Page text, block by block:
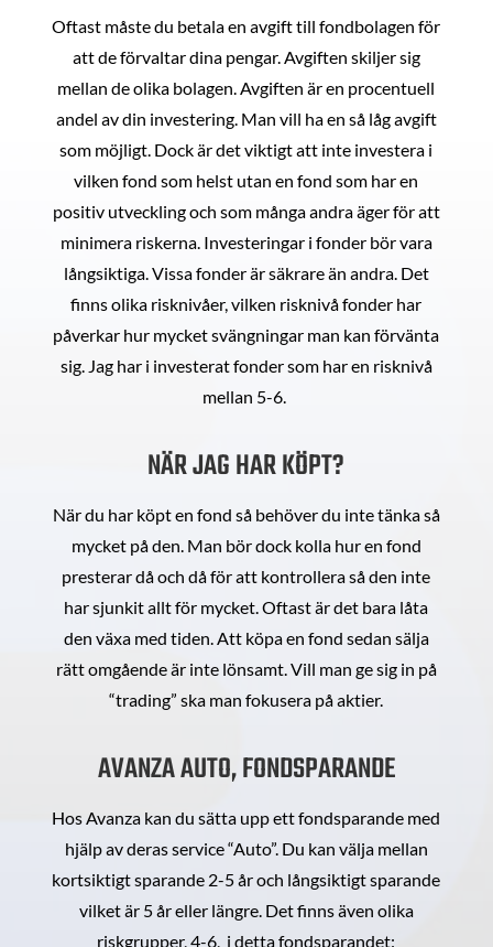
Oftast måste du betala en avgift till fondbolagen för
att de förvaltar dina pengar. Avgiften skiljer sig
mellan de olika bolagen. Avgiften är en procentuell
andel av din investering. Man vill ha en så låg avgift
som möjligt. Dock är det viktigt att inte investera i
vilken fond som helst utan en fond som har en
positiv utveckling och som många andra äger för att
minimera riskerna. Investeringar i fonder bör vara
långsiktiga. Vissa fonder är säkrare än andra. Det
finns olika risknivåer, vilken risknivå fonder har
påverkar hur mycket svängningar man kan förvänta
sig. Jag har i investerat fonder som har en risknivå
mellan 5-6.
NÄR JAG HAR KÖPT?
När du har köpt en fond så behöver du inte tänka så
mycket på den. Man bör dock kolla hur en fond
presterar då och då för att kontrollera så den inte
har sjunkit allt för mycket. Oftast är det bara låta
den växa med tiden. Att köpa en fond sedan sälja
rätt omgående är inte lönsamt. Vill man ge sig in på
“trading” ska man fokusera på aktier.
AVANZA AUTO, FONDSPARANDE
Hos Avanza kan du sätta upp ett fondsparande med
hjälp av deras service “Auto”. Du kan välja mellan
kortsiktigt sparande 2-5 år och långsiktigt sparande
vilket är 5 år eller längre. Det finns även olika
riskgrupper, 4-6, i detta fondsparandet: